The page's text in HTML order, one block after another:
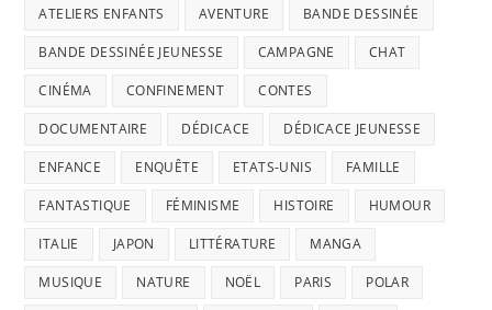
ATELIERS ENFANTS AVENTURE BANDE DESSINÉE
BANDE DESSINÉE JEUNESSE CAMPAGNE CHAT
CINÉMA CONFINEMENT CONTES
DOCUMENTAIRE DÉDICACE DÉDICACE JEUNESSE
ENFANCE ENQUÊTE ETATS-UNIS FAMILLE
FANTASTIQUE FÉMINISME HISTOIRE HUMOUR
ITALIE JAPON LITTÉRATURE MANGA
MUSIQUE NATURE NOËL PARIS POLAR